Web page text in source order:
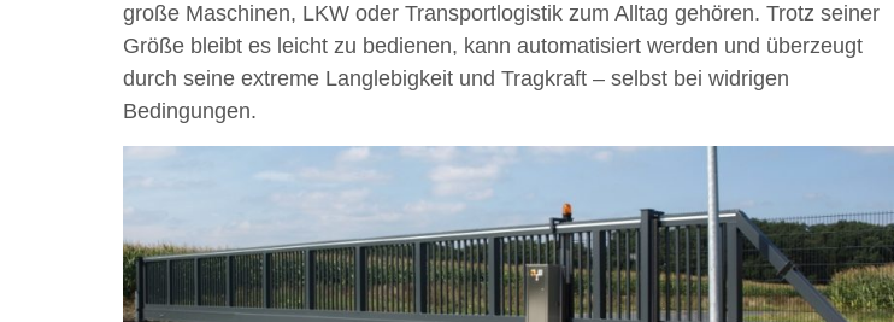
große Maschinen, LKW oder Transportlogistik zum Alltag gehören. Trotz seiner
Größe bleibt es leicht zu bedienen, kann automatisiert werden und überzeugt
durch seine extreme Langlebigkeit und Tragkraft – selbst bei widrigen
Bedingungen.